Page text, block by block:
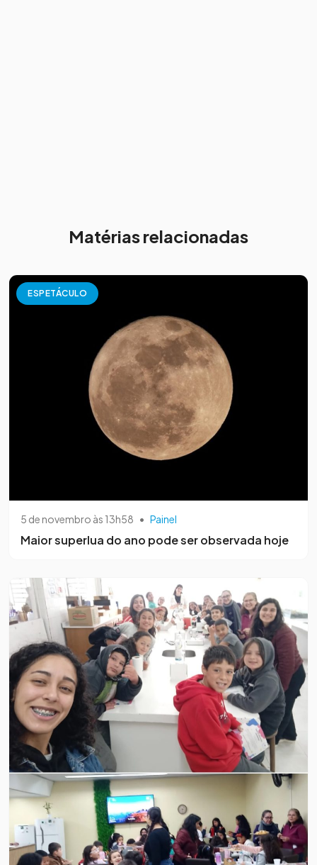
Matérias relacionadas
ESPETÁCULO
5 de novembro às 13h58 • Painel
Maior superlua do ano pode ser observada hoje